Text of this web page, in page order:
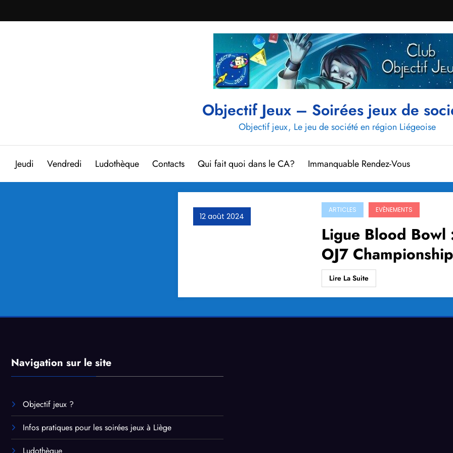
au
Objectif Jeux – Soirées jeux de
Objectif jeux, Le jeu de société en région Liégeoise
Jeudi Vendredi Ludothèque Contacts Qui fait quoi dans le CA? Immanquable Rendez-Vous
12 août 2024
ARTICLES EVÈNEMENTS
Ligue Blood Bowl
OJ7
Lire La Suite
Navigation sur le site
Objectif jeux ?
Infos pratiques pour les soirées jeux à Liège